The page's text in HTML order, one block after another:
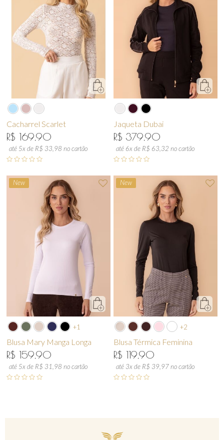
Cacharrel Scarlet
R$ 169,90
até 5x de R$ 33,98 no cartão
Jaqueta Dubai
R$ 379,90
até 6x de R$ 63,32 no cartão
New
+1
Blusa Mary Manga Longa
R$ 159,90
até 5x de R$ 31,98 no cartão
New
+2
Blusa Térmica Feminina
R$ 119,90
até 3x de R$ 39,97 no cartão